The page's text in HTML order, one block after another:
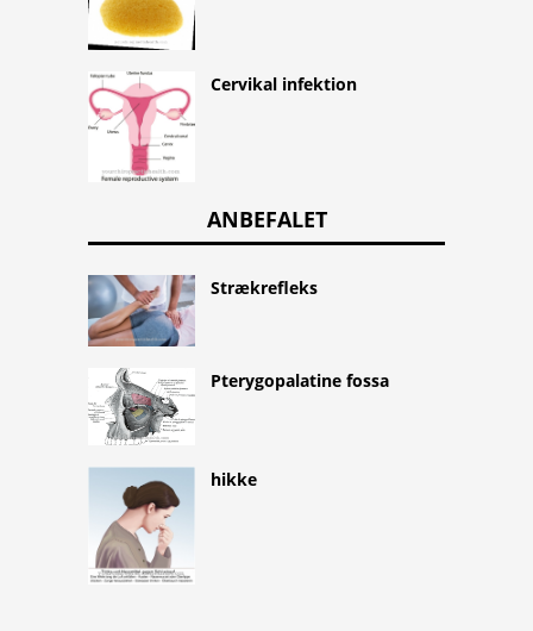
Cervikal infektion
ANBEFALET
Strækrefleks
Pterygopalatine fossa
hikke